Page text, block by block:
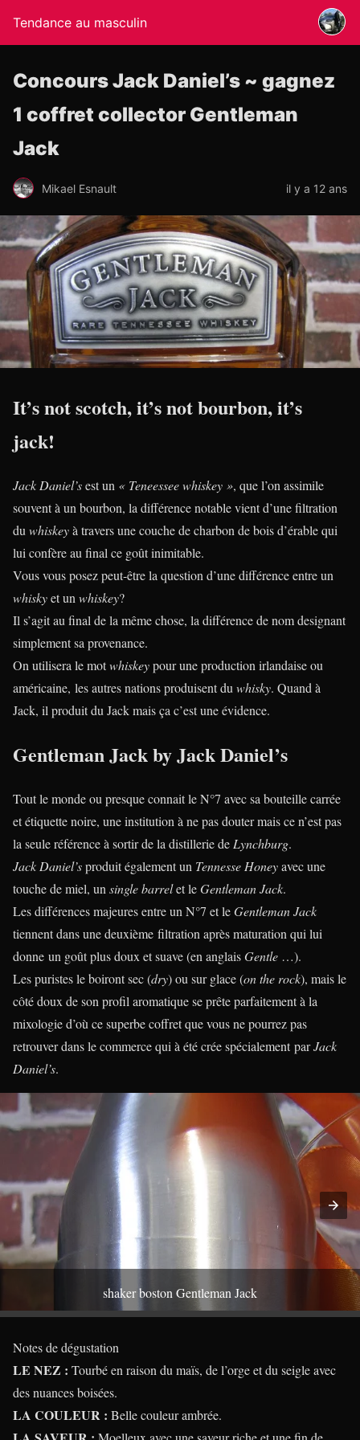
Tendance au masculin
Concours Jack Daniel’s ~ gagnez
1 coffret collector Gentleman
Jack
Mikael Esnault il y a 12 ans
It’s not scotch, it’s not bourbon, it’s
jack!
Jack Daniel’sest un « Teneessee whiskey », que l’on assimile
souvent à un bourbon, la différence notable vient d’une filtration
duwhiskeyà travers une couche de charbon de bois d’érable qui
lui confère au final ce goût inimitable.
Vous vous posez peut-être la question d’une différence entre un
whiskyet unwhiskey?
Il s’agit au final de la même chose, la différence de nom designant
simplement sa provenance.
On utilisera le motwhiskeypour une production irlandaise ou
américaine, les autres nations produisent duwhisky. Quand à
Jack, il produit du Jack mais ça c’est une évidence.
Gentleman Jack by Jack Daniel’s
Tout le monde ou presque connait le N°7 avec sa bouteille carrée
et étiquette noire, une institution à ne pas douter mais ce n’est pas
la seule référence à sortir de la distillerie de Lynchburg.
Jack Daniel’sproduit également un Tennesse Honeyavec une
touche de miel, un single barrelet leGentleman Jack.
Les différences majeures entre un N°7 et leGentleman Jack
tiennent dans une deuxième filtration après maturation qui lui
donne un goût plus doux et suave (en anglaisGentle …).
Les puristes le boiront sec (dry) ou sur glace (on the rock), mais le
côté doux de son profil aromatique se prête parfaitement à la
mixologie d’où ce superbe coffret que vous ne pourrez pas
retrouver dans le commerce qui à été crée spécialement parJack
Daniel’s.
shaker boston Gentleman Jack
Notes de dégustation
LE NEZ : Tourbé en raison du maïs, de l’orge et du seigle avec
des nuances boisées.
LA COULEUR : Belle couleur ambrée.